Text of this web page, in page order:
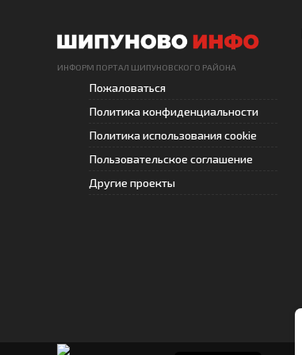
ИНФОРМ ПОРТАЛ ШИПУНОВСКОГО РАЙОНА
Пожаловаться
Политика конфиденциальности
Политика использования cookie
Пользовательское соглашение
Другие проекты